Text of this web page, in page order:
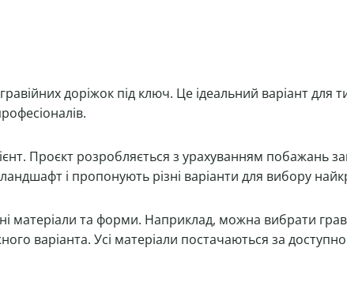
доріжок під ключ. Це ідеальний варіант для
Проєкт розробляється з урахуванням побажань
і пропонують різні варіанти для вибору
матеріали та форми. Наприклад, можна вибрати
варіанта. Усі матеріали постачаються за